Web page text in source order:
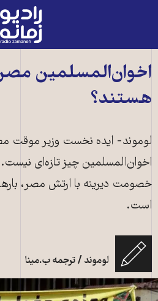
رادیو
زمانه
صفحه
اخوان‌المسلمین
هستند؟
لوموند- ایده نخست وزیر موقت
اخوان‌المسلمین چیز تازه‌ای
خصومت دیرینه با ارتش مصر،
است.
لوموند / ترجمه ب.مینا